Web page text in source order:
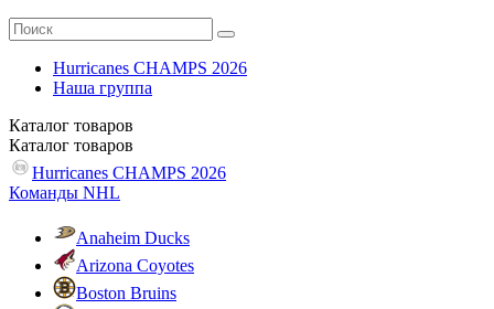
Hurricanes CHAMPS 2026
Наша группа
Каталог товаров
Каталог товаров
Hurricanes CHAMPS 2026
Команды NHL
Anaheim Ducks
Arizona Coyotes
Boston Bruins